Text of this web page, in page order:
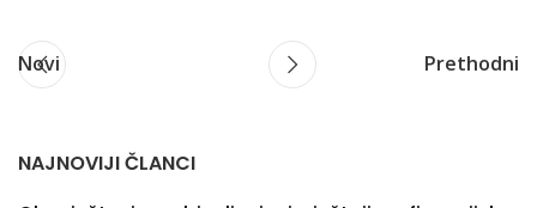
Novi Prethodni
NAJNOVIJI ČLANCI